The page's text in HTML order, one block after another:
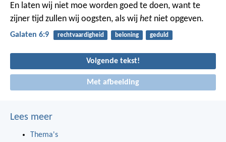
En laten wij niet moe worden goed te doen, want te
zijner tijd zullen wij oogsten, als wij het niet opgeven.
Galaten 6:9 rechtvaardigheid beloning geduld
Volgende tekst!
Met afbeelding
Lees meer
Thema's